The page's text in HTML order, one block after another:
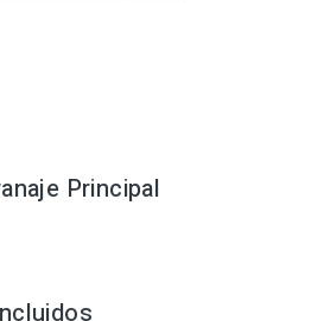
Principal